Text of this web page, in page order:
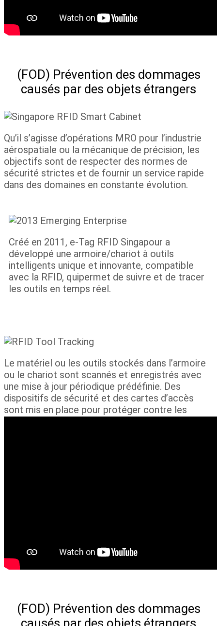
(FOD) Prévention des dommages
causés par des objets étrangers
Qu’il s’agisse d’opérations MRO pour l’industrie
aérospatiale ou la mécanique de précision, les
objectifs sont de respecter des normes de
sécurité strictes et de fournir un service rapide
dans des domaines en constante évolution.
Créé en 2011, e-Tag RFID Singapour a
développé une armoire/chariot à outils
intelligents unique et innovante, compatible
avec la RFID, quipermet de suivre et de tracer
les outils en temps réel.
Le matériel ou les outils stockés dans l’armoire
ou le chariot sont scannés et enregistrés avec
une mise à jour périodique prédéfinie. Des
dispositifs de sécurité et des cartes d’accès
sont mis en place pour protéger contre les
(FOD) Prévention des dommages
causés par des objets étrangers